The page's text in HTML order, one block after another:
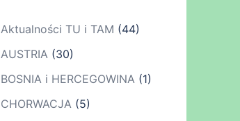
Aktualności TU i TAM (44)
AUSTRIA(30)
BOSNIA i HERCEGOWINA(1)
CHORWACJA(5)